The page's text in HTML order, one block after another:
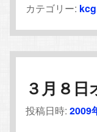
カテゴリー:
３月８
投稿日時:2009